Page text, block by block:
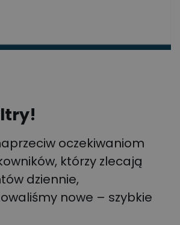
oczekiwaniom
którzy zlecają
dziennie,
nowe – szybkie